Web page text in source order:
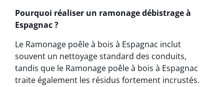
Pourquoi réaliser un ramonage débistrage à
Espagnac ?
Le Ramonage poêle à bois à Espagnac inclut
souvent un nettoyage standard des conduits,
tandis que le Ramonage poêle à bois à Espagnac
traite également les résidus fortement incrustés.